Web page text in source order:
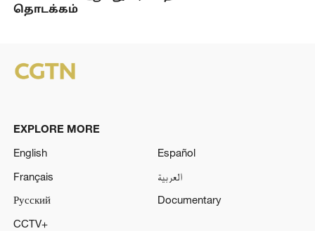
தொடக்கம்
EXPLORE MORE
English
Español
Français
العربية
Русский
Documentary
CCTV+